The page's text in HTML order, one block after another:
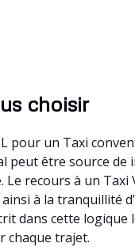
choisir
pour un Taxi
peut être source de
Le recours à un Taxi
à la tranquillité
dans cette
chaque trajet.